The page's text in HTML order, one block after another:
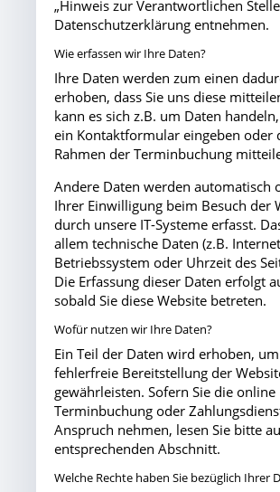
„Hinweis zur Verantwortlichen
Datenschutzerklärung entnehmen.
Wie erfassen wir Ihre Daten?
Ihre Daten werden zum einen
erhoben, dass Sie uns diese
kann es sich z.B. um Daten
ein Kontaktformular eingeben oder
Rahmen der Terminbuchung
Andere Daten werden automatisch
Ihrer Einwilligung beim Besuch der
durch unsere IT-Systeme erfasst.
allem technische Daten (z.B.
Betriebssystem oder Uhrzeit des
Die Erfassung dieser Daten erfolgt
sobald Sie diese Website betreten.
Wofür nutzen wir Ihre Daten?
Ein Teil der Daten wird erhoben,
fehlerfreie Bereitstellung der
gewährleisten. Sofern Sie die online
Terminbuchung oder
Anspruch nehmen, lesen Sie bitte
entsprechenden Abschnitt.
Welche Rechte haben Sie bezüglich Ihrer